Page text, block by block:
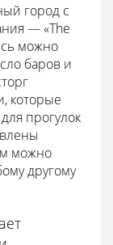
город с
— «The
можно
баров и
которые
прогулок
можно
другому